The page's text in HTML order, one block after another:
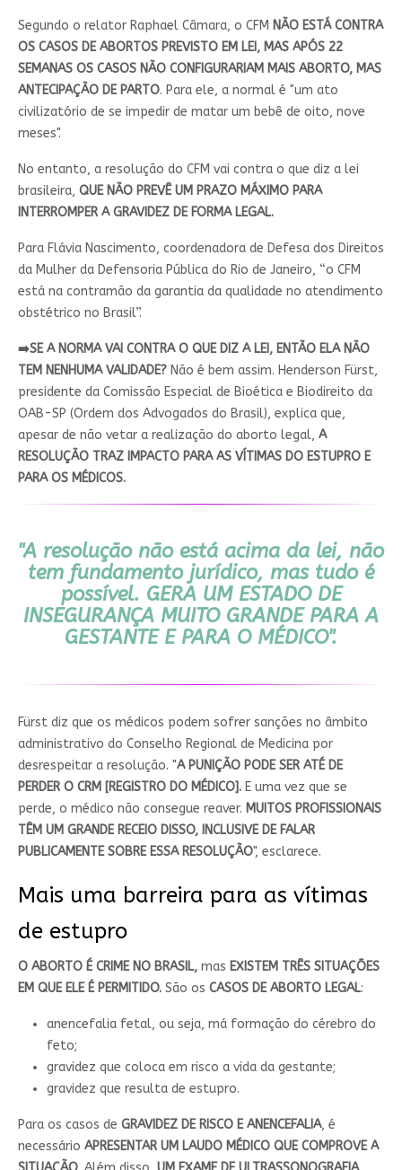
Segundo o relator Raphael Câmara, o CFM NÃO ESTÁ CONTRA
OS CASOS DE ABORTOS PREVISTO EM LEI, MAS APÓS 22
SEMANAS OS CASOS NÃO CONFIGURARIAM MAIS ABORTO, MAS
ANTECIPAÇÃO DE PARTO. Para ele, a normal é "um ato
civilizatório de se impedir de matar um bebê de oito, nove
meses".
No entanto, a resolução do CFM vai contra o que diz a lei
brasileira, QUE NÃO PREVÊ UM PRAZO MÁXIMO PARA
INTERROMPER A GRAVIDEZ DE FORMA LEGAL.
Para Flávia Nascimento, coordenadora de Defesa dos Direitos
da Mulher da Defensoria Pública do Rio de Janeiro, “o CFM
está na contramão da garantia da qualidade no atendimento
obstétrico no Brasil”.
➡️SE A NORMA VAI CONTRA O QUE DIZ A LEI, ENTÃO ELA NÃO
TEM NENHUMA VALIDADE?Não é bem assim. Henderson Fürst,
presidente da Comissão Especial de Bioética e Biodireito da
OAB-SP (Ordem dos Advogados do Brasil), explica que,
apesar de não vetar a realização do aborto legal, A
RESOLUÇÃO TRAZ IMPACTO PARA AS VÍTIMAS DO ESTUPRO E
PARA OS MÉDICOS.
"A resolução não está acima da lei, não
tem fundamento jurídico, mas tudo é
possível. GERA UM ESTADO DE
INSEGURANÇA MUITO GRANDE PARA A
GESTANTE E PARA O MÉDICO".
Fürst diz que os médicos podem sofrer sanções no âmbito
administrativo do Conselho Regional de Medicina por
desrespeitar a resolução. "A PUNIÇÃO PODE SER ATÉ DE
PERDER O CRM [REGISTRO DO MÉDICO].E uma vez que se
perde, o médico não consegue reaver. MUITOS PROFISSIONAIS
TÊM UM GRANDE RECEIO DISSO, INCLUSIVE DE FALAR
PUBLICAMENTE SOBRE ESSA RESOLUÇÃO", esclarece.
Mais uma barreira para as vítimas
de estupro
O ABORTO É CRIME NO BRASIL, mas EXISTEM TRÊS SITUAÇÕES
EM QUE ELE É PERMITIDO. São os CASOS DE ABORTO LEGAL:
anencefalia fetal, ou seja, má formação do cérebro do
feto;
gravidez que coloca em risco a vida da gestante;
gravidez que resulta de estupro.
Para os casos de GRAVIDEZ DE RISCO E ANENCEFALIA, é
necessário APRESENTAR UM LAUDO MÉDICO QUE COMPROVE A